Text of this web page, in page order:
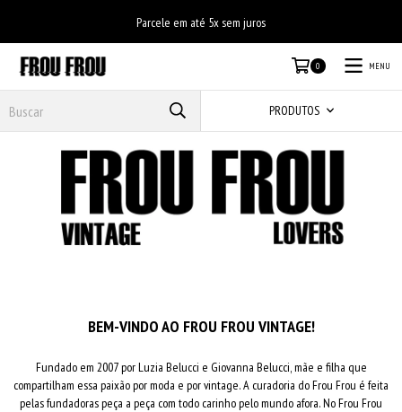
Parcele em até 5x sem juros
0 MENU
PRODUTOS
BEM-VINDO AO FROU FROU VINTAGE!
Fundado em 2007 por Luzia Belucci e Giovanna Belucci, mãe e filha que
compartilham essa paixão por moda e por vintage. A curadoria do Frou Frou é feita
pelas fundadoras peça a peça com todo carinho pelo mundo afora. No Frou Frou